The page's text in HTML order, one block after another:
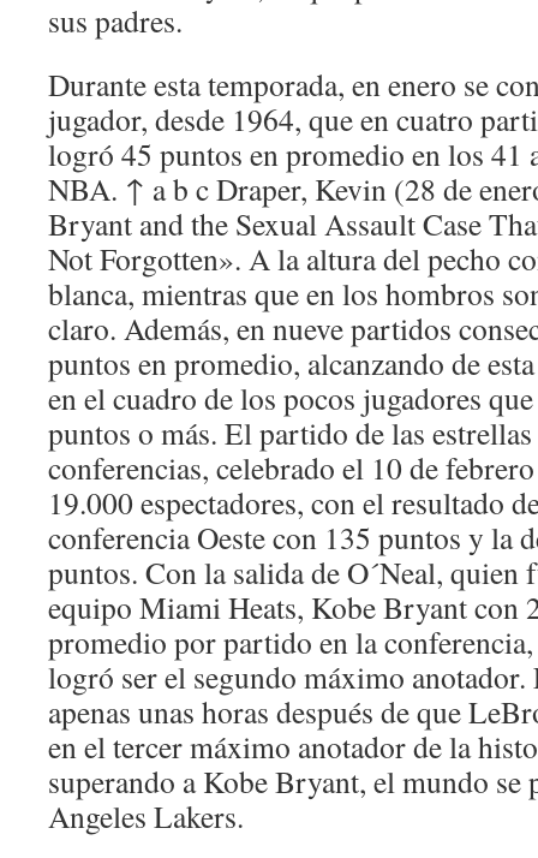
sus padres.
Durante esta temporada, en enero se
jugador, desde 1964, que en cuatro
logró 45 puntos en promedio en los 41
NBA. ↑ a b c Draper, Kevin (28 de
Bryant and the Sexual Assault Case
Not Forgotten». A la altura del pecho
blanca, mientras que en los hombros
claro. Además, en nueve partidos
puntos en promedio, alcanzando de
en el cuadro de los pocos jugadores
puntos o más. El partido de las estrellas
conferencias, celebrado el 10 de
19.000 espectadores, con el resultado
conferencia Oeste con 135 puntos y la
puntos. Con la salida de O´Neal, quien
equipo Miami Heats, Kobe Bryant con
promedio por partido en la
logró ser el segundo máximo anotador.
apenas unas horas después de que
en el tercer máximo anotador de la
superando a Kobe Bryant, el mundo se
Angeles Lakers.